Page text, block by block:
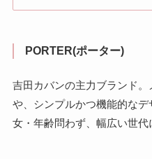
PORTER(ポーター)
吉田カバンの主力ブランド
や、シンプルかつ機能的な
女・年齢問わず、幅広い世代